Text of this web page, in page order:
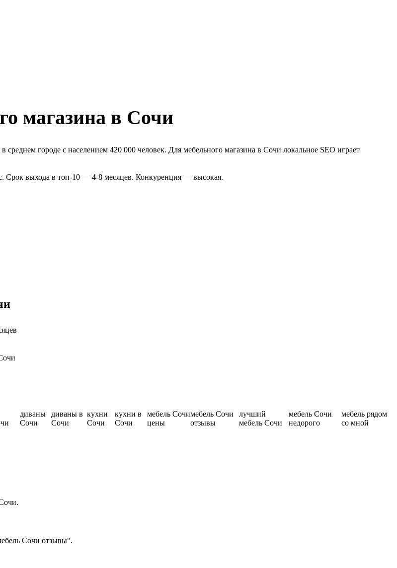
магазина в Сочи
городе с населением 420 000 человек. Для мебельного магазина в Сочи локальное SEO играет
Срок выхода в топ-10 — 4-8 месяцев. Конкуренция — высокая.
диваны
Сочи
диваны в
Сочи
кухни
Сочи
кухни в
Сочи
мебель Сочи
цены
мебель Сочи
отзывы
лучший
мебель Сочи
мебель Сочи
недорого
мебель рядом
со мной
Сочи отзывы".